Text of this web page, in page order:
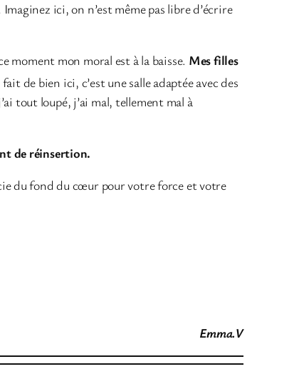
ici, on n’est même pas libre d’écrire
moment mon moral est à la baisse. Mes filles
de bien ici, c’est une salle adaptée avec des
tout loupé, j’ai mal, tellement mal à
de réinsertion.
du fond du cœur pour votre force et votre
Emma.V